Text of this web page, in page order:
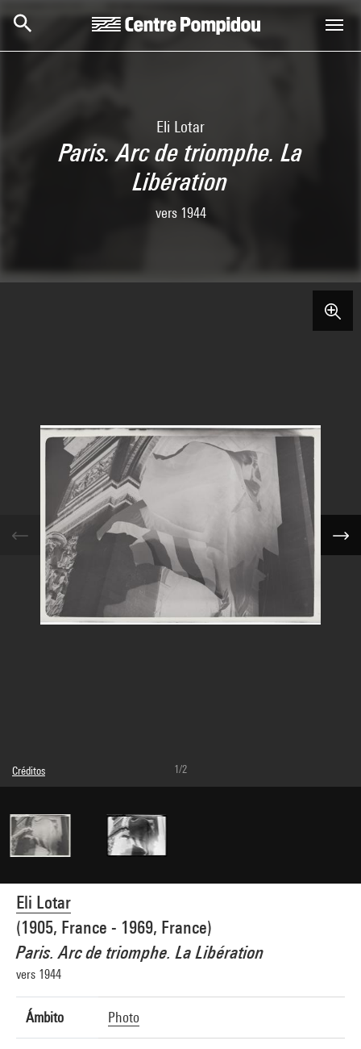
Centre Pompidou
Eli Lotar
Paris. Arc de triomphe. La
Libération
vers 1944
Eli Lotar
(1905, France - 1969, France)
Paris. Arc de triomphe. La Libération
vers 1944
Ámbito Photo
Créditos
© Eli Lotar
Referencia de la imagen : 4G31250
Difusión de la imagen :GrandPalaisRmnPhoto
1/2